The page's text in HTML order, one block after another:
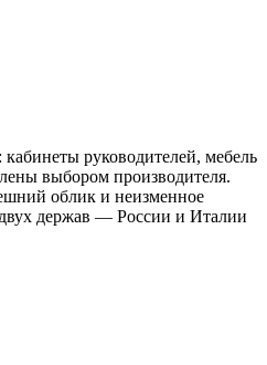
руководителей, мебель
выбором производителя.
облик и неизменное
держав — России и Италии